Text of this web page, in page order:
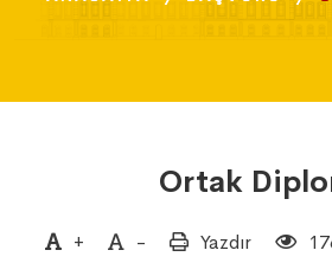
Ortak
+ - Yazdır